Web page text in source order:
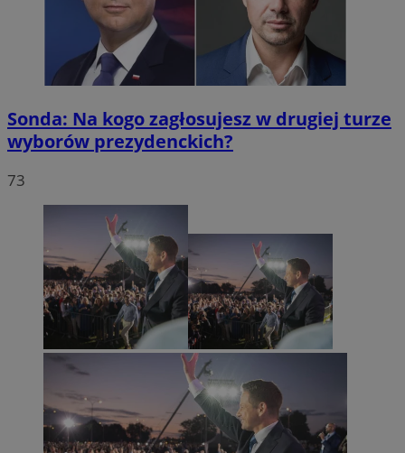
Sonda: Na kogo zagłosujesz w drugiej turze
wyborów prezydenckich?
73